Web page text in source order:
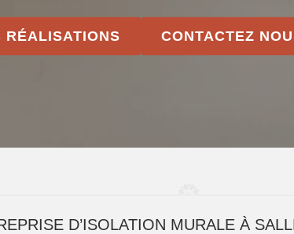
RÉALISATIONS CONTACTEZ
D’ISOLATION MURALE À